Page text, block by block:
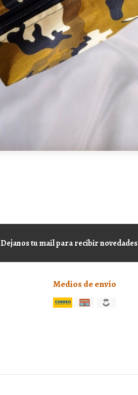
Dejanos tu mail para recibir novedades
Medios de envío